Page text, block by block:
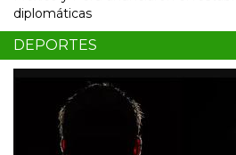
diplomáticas
DEPORTES